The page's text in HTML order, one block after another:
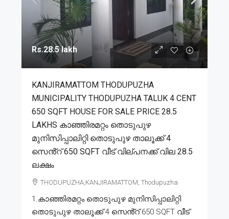
Rs.28.5 lakh
KANJIRAMATTOM THODUPUZHA
MUNICIPALITY THODUPUZHA TALUK 4 CENT
650 SQFT HOUSE FOR SALE PRICE 28.5
LAKHS കാഞ്ഞിരമറ്റം തൊടുപുഴ
മുനിസിപ്പാലിറ്റി തൊടുപുഴ താലൂക്ക് 4
സെൻ്റ് 650 SQFT വീട് വില്പനക്ക് വില 28.5
ലക്ഷം
THODUPUZHA,KANJIRAMATTOM, Thodupuzha
1.കാഞ്ഞിരമറ്റം തൊടുപുഴ മുനിസിപ്പാലിറ്റി
തൊടുപുഴ താലൂക്ക് 4 സെൻ്റ് 650 SQFT വീട്